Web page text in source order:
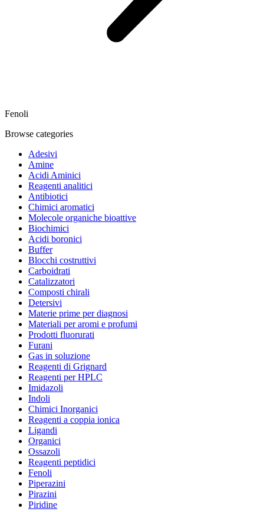
Fenoli
Browse categories
Adesivi
Amine
Acidi Aminici
Reagenti analitici
Antibiotici
Chimici aromatici
Molecole organiche bioattive
Biochimici
Acidi boronici
Buffer
Blocchi costruttivi
Carboidrati
Catalizzatori
Composti chirali
Detersivi
Materie prime per diagnosi
Materiali per aromi e profumi
Prodotti fluorurati
Furani
Gas in soluzione
Reagenti di Grignard
Reagenti per HPLC
Imidazoli
Indoli
Chimici Inorganici
Reagenti a coppia ionica
Ligandi
Organici
Ossazoli
Reagenti peptidici
Fenoli
Piperazini
Pirazini
Piridine